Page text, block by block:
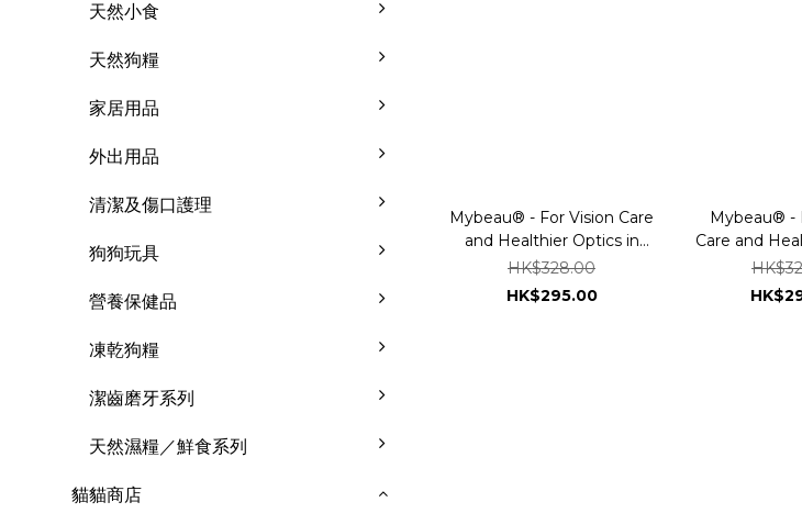
天然小食
天然狗糧
家居用品
外出用品
清潔及傷口護理
狗狗玩具
營養保健品
凍乾狗糧
潔齒磨牙系列
天然濕糧／鮮食系列
貓貓商店
Mybeau® - For Vision Care
and Healthier Optics in
Cats & Dogs 300ml
HK$328.00
HK$295.00
Mybeau® -
Care and
in Cats &